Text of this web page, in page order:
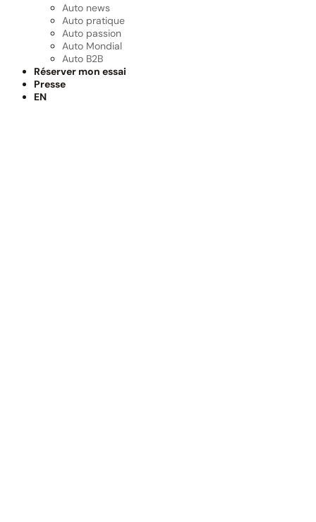
Auto news
Auto pratique
Auto passion
Auto Mondial
Auto B2B
Réserver mon essai
Presse
EN